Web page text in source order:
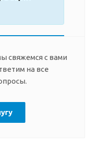
свяжемся с вами
на все